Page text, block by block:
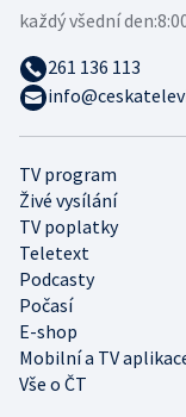
TV program
Živé vysílání
TV poplatky
Teletext
Podcasty
Počasí
E-shop
Mobilní a TV
Vše o ČT
každý všední den:
261 136 113